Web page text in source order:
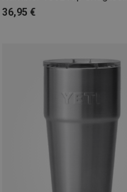
36,95 €